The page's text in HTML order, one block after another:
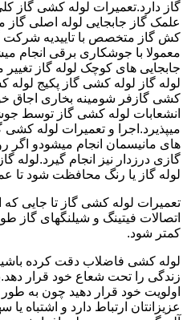
گاز دارد.تعمیرات لوله کشی گاز
علمک گاز جابجایی لوله اصلی گاز
کش گاز متخصص با تاییدیه شرکت
معمولا با جوشکاری برقی انجام
جابجایی های کوچک لوله گاز تغییر
لوله گاز لوله کشی گاز پکیج
کشی گازفر شومینه بخاری اجاق
انشعابات لوله کشی گاز توسط
میپذیرد.اجرا و تعمیرات لوله کشی
های مانیسمان انجام میشودو اگر
گازی درزدار نیز انجام گیرد.لوله
لوله گاز یا رنگ محافظت شود تا
تعمیرات لوله کشی گاز تا جایی که
اتصالات فیتینگ و شیلنگهای گاز
کمتر شود.
لوله کشی فاضلاب دقت کرده
زندگی را تحت شعاع خود قرار
اولویت خود قرار دهید چون به
عزیزانتان ارتباط دارد و اشتباه یا